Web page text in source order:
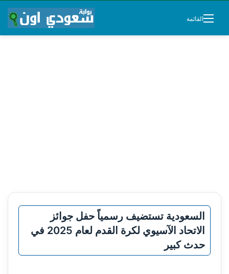
القائمة
السعودية تستضيف رسمياً حفل جوائز
الاتحاد الآسيوي لكرة القدم لعام 2025 في
حدث كبير